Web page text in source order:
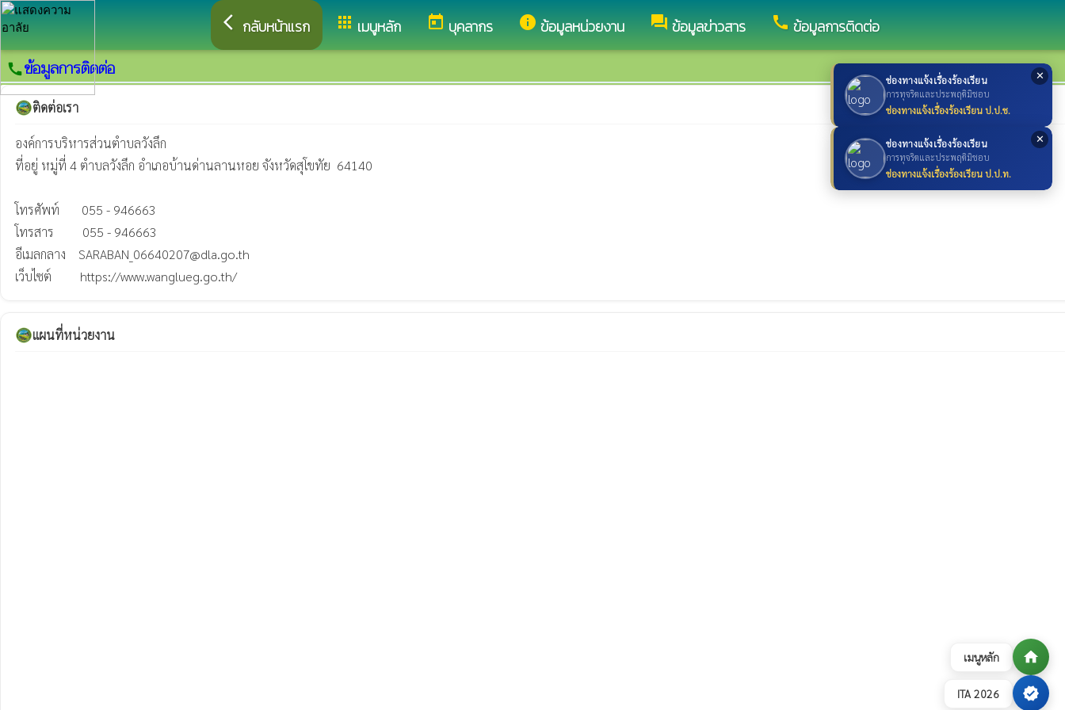
เมนูหลัก home
ITA 2026 verified
✕
ช่องทางแจ้งเรื่องร้องเรียน
การทุจริตและประพฤติมิชอบ
ช่องทางแจ้งเรื่องร้องเรียน ป.ป.ช.
✕
ช่องทางแจ้งเรื่องร้องเรียน
การทุจริตและประพฤติมิชอบ
ช่องทางแจ้งเรื่องร้องเรียน ป.ป.ท.
arrow_back_ios กลับหน้าแรก apps เมนูหลัก today บุคลากร info ข้อมูลหน่วยงาน forum ข้อมูลข่าวสาร call ข้อมูลการติดต่อ
callข้อมูลการติดต่อ
ติดต่อเรา
องค์การบริหารส่วนตำบลวังลึก
ที่อยู่ หมู่ที่ 4 ตำบลวังลึก อำเภอบ้านด่านลานหอย จังหวัดสุโขทัย  64140
โทรศัพท์       055 - 946663
โทรสาร         055 - 946663
อีเมลกลาง    SARABAN_06640207@dla.go.th
เว็บไซต์         https://www.wanglueg.go.th/
แผนที่หน่วยงาน